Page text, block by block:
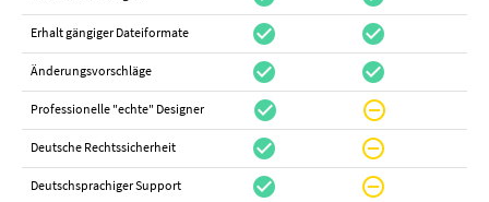
Erhalt gängiger Dateiformate check_circle check_circle
Änderungsvorschläge check_circle check_circle
Professionelle "echte" Designer check_circle do_not_disturb_on
Deutsche Rechtssicherheit check_circle do_not_disturb_on
Deutschsprachiger Support check_circle do_not_disturb_on